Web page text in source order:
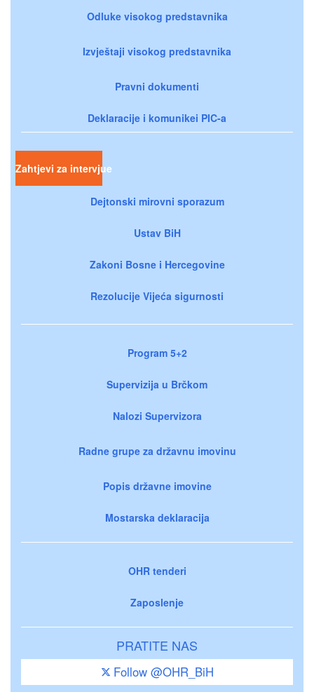
Odluke visokog predstavnika
Izvještaji visokog predstavnika
Pravni dokumenti
Deklaracije i komunikei PIC-a
Zahtjevi za intervjue
Dejtonski mirovni sporazum
Ustav BiH
Zakoni Bosne i Hercegovine
Rezolucije Vijeća sigurnosti
Program 5+2
Supervizija u Brčkom
Nalozi Supervizora
Radne grupe za državnu imovinu
Popis državne imovine
Mostarska deklaracija
OHR tenderi
Zaposlenje
PRATITE NAS
Follow @OHR_BiH